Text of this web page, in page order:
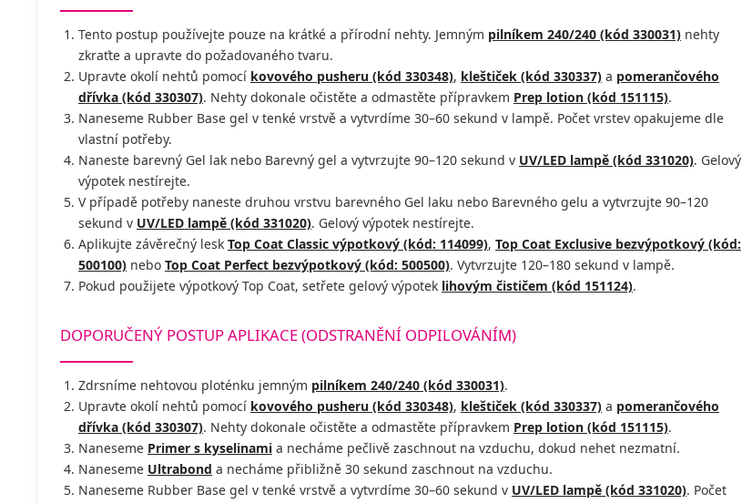
Tento postup používejte pouze na krátké a přírodní nehty. Jemným pilníkem 240/240 (kód 330031) nehty
zkraťte a upravte do požadovaného tvaru.
Upravte okolí nehtů pomocí kovového pusheru (kód 330348), kleštiček (kód 330337) a pomerančového
dřívka (kód 330307). Nehty dokonale očistěte a odmastěte přípravkem Prep lotion (kód 151115).
Naneseme Rubber Base gel v tenké vrstvě a vytvrdíme 30–60 sekund v lampě. Počet vrstev opakujeme dle
vlastní potřeby.
Naneste barevný Gel lak nebo Barevný gel a vytvrzujte 90–120 sekund v UV/LED lampě (kód 331020). Gelový
výpotek nestírejte.
V případě potřeby naneste druhou vrstvu barevného Gel laku nebo Barevného gelu a vytvrzujte 90–120
sekund v UV/LED lampě (kód 331020). Gelový výpotek nestírejte.
Aplikujte závěrečný lesk Top Coat Classic výpotkový (kód: 114099), Top Coat Exclusive bezvýpotkový (kód:
500100) nebo Top Coat Perfect bezvýpotkový (kód: 500500). Vytvrzujte 120–180 sekund v lampě.
Pokud použijete výpotkový Top Coat, setřete gelový výpotek lihovým čističem (kód 151124).
DOPORUČENÝ POSTUP APLIKACE (ODSTRANĚNÍ ODPILOVÁNÍM)
Zdrsníme nehtovou ploténku jemným pilníkem 240/240 (kód 330031).
Upravte okolí nehtů pomocí kovového pusheru (kód 330348), kleštiček (kód 330337) a pomerančového
dřívka (kód 330307). Nehty dokonale očistěte a odmastěte přípravkem Prep lotion (kód 151115).
Naneseme Primer s kyselinami a necháme pečlivě zaschnout na vzduchu, dokud nehet nezmatní.
Naneseme Ultrabond a necháme přibližně 30 sekund zaschnout na vzduchu.
Naneseme Rubber Base gel v tenké vrstvě a vytvrdíme 30–60 sekund v UV/LED lampě (kód 331020). Počet